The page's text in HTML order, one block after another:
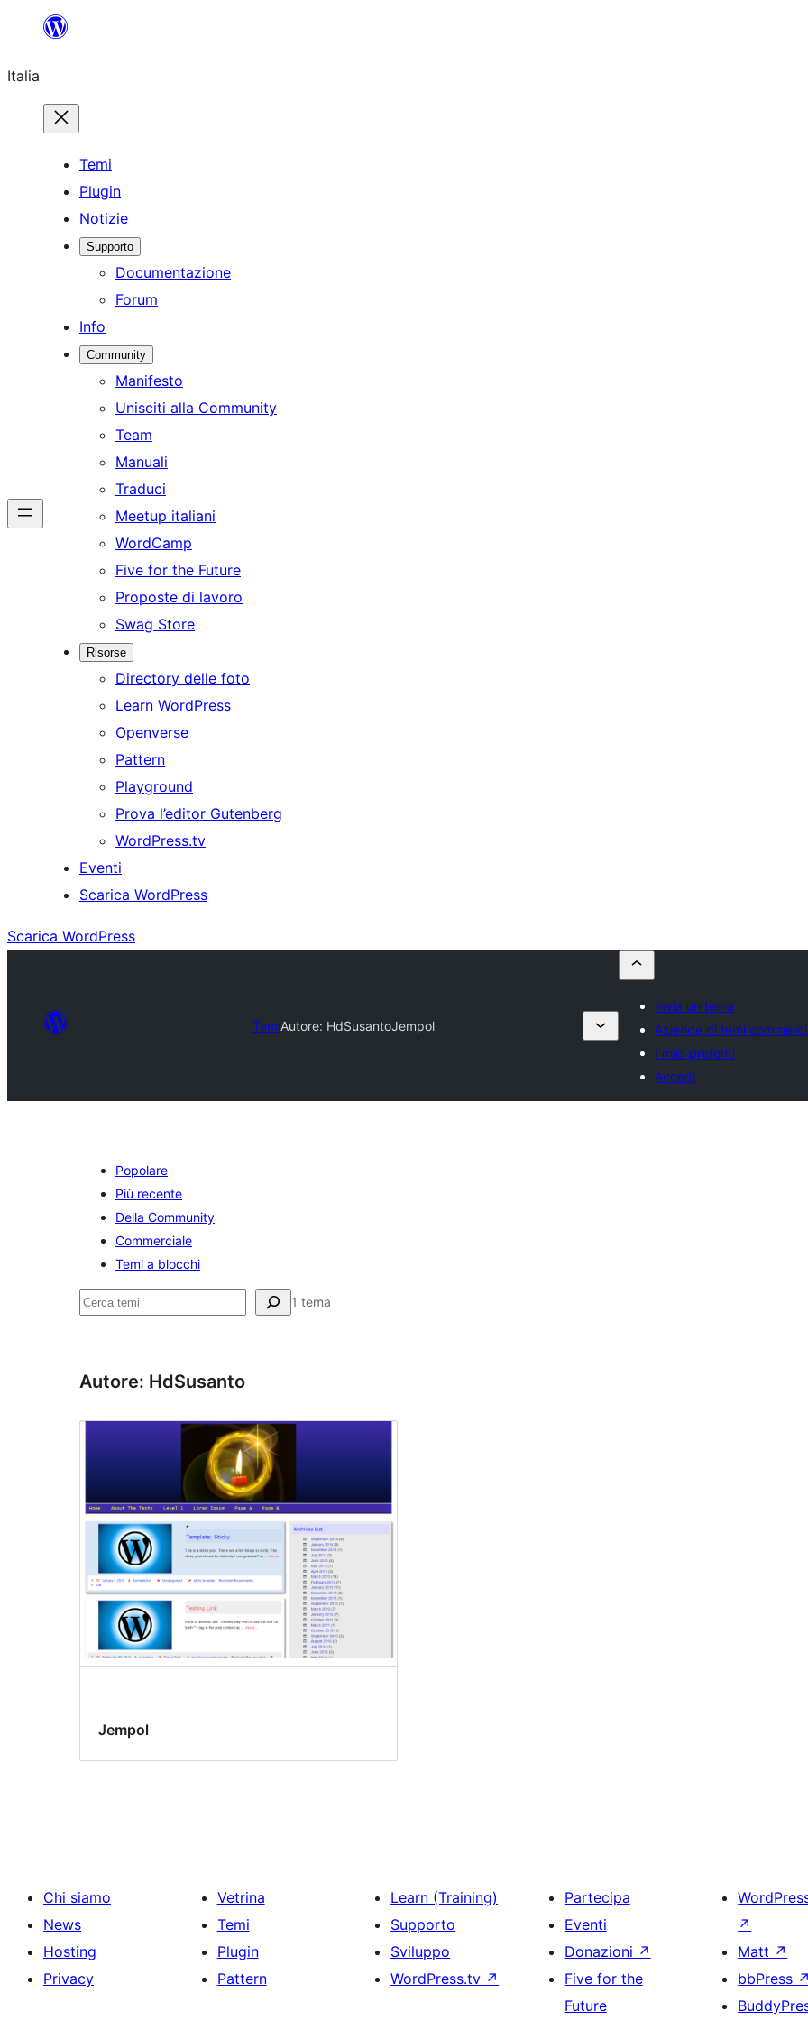
contenuto
Italia
Temi
Plugin
Notizie
Supporto
Documentazione
Forum
Info
Community
Manifesto
Unisciti alla Community
Team
Manuali
Traduci
Meetup italiani
WordCamp
Five for the Future
Proposte di lavoro
Swag Store
Risorse
Directory delle foto
Learn WordPress
Openverse
Pattern
Playground
Prova l’editor Gutenberg
WordPress.tv
Eventi
Scarica WordPress
Scarica WordPress
TemiAutore: HdSusantoJempol
Invia un tema
Aziende di temi
I miei preferiti
Accedi
Popolare
Più recente
Della Community
Commerciale
Temi a blocchi
Cerca 1 tema
Autore: HdSusanto
Jempol
Chi siamo
News
Hosting
Privacy
Vetrina
Temi
Plugin
Pattern
Learn (Training)
Supporto
Sviluppo
WordPress.tv ↗
Partecipa
Eventi
Donazioni ↗
Five for the
Future
↗
Matt ↗
bbPress ↗